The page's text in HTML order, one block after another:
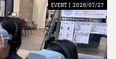
EVENT | 2026/07/27